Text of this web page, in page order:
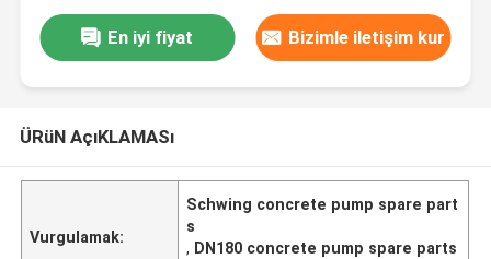
En iyi fiyat Bizimle iletişim kur
ÜRüN AçıKLAMASı
Vurgulamak:
Schwing concrete pump spare part
s
, DN180 concrete pump spare parts